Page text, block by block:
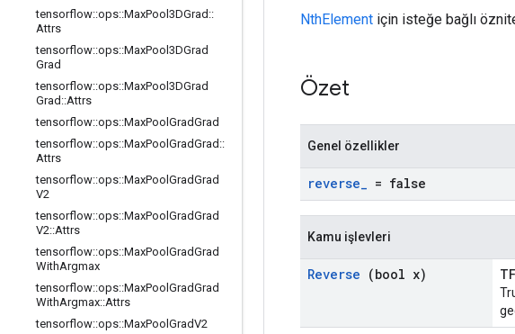
tensorflow::ops::MaxPool3DGrad ::
Attrs
tensorflow::ops::MaxPool3DGrad
Grad
tensorflow::ops::MaxPool3DGrad
Grad ::Attrs
tensorflow::ops::MaxPool GradGrad
tensorflow::ops::MaxPool GradGrad ::
Attrs
tensorflow::ops::MaxPool GradGrad
V2
tensorflow::ops::MaxPool GradGrad
V2::Attrs
tensorflow::ops::MaxPool GradGrad
WithArgmax
tensorflow::ops::MaxPool GradGrad
WithArgmax::Attrs
tensorflow::ops::MaxPool GradV2
NthElement için isteğe bağlı
Özet
Genel özellikler
reverse_ = false
Kamu işlevleri
Reverse (bool x)